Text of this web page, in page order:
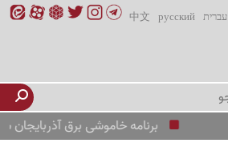
עברית русский
中文
برنامه خاموشی برق آذربایجان شرقی فردا